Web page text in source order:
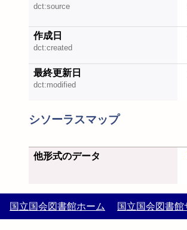
dct:source
作成日
dct:created
最終更新日
dct:modified
シソーラスマップ
他形式のデータ
国立国会図書館ホーム 国立国会図書館